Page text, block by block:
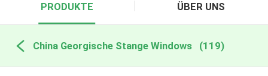
PRODUKTE ÜBER UNS
China Georgische Stange Windows (119)